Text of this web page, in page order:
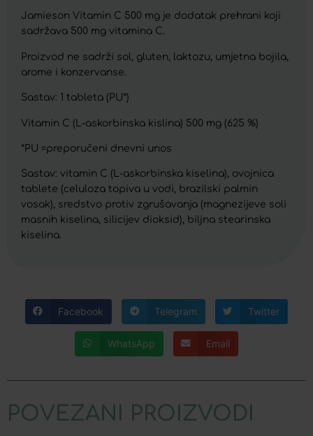
Jamieson Vitamin C 500 mg je dodatak prehrani koji
sadržava 500 mg vitamina C.
Proizvod ne sadrži sol, gluten, laktozu, umjetna bojila,
arome i konzervanse.
Sastav: 1 tableta (PU*)
Vitamin C (L-askorbinska kislina) 500 mg (625 %)
*PU =preporučeni dnevni unos
Sastav: vitamin C (L-askorbinska kiselina), ovojnica
tablete (celuloza topiva u vodi, brazilski palmin
vosak), sredstvo protiv zgrušavanja (magnezijeve soli
masnih kiselina, silicijev dioksid), biljna stearinska
kiselina.
Facebook Telegram Twitter
WhatsApp Email
POVEZANI PROIZVODI